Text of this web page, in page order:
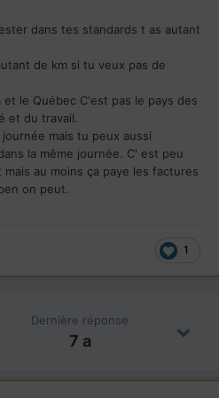
dans tes standards t as autant
de km si tu veux pas de
le Québec C'est pas le pays des
et du travail.
mais tu peux aussi
la même journée. C' est peu
au moins ça paye les factures
on peut.
1
Dernière réponse
7 a